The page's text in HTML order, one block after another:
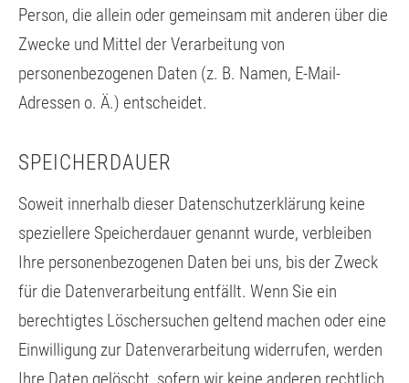
Person, die allein oder gemeinsam mit anderen über die
Zwecke und Mittel der Verarbeitung von
personenbezogenen Daten (z. B. Namen, E-Mail-
Adressen o. Ä.) entscheidet.
SPEICHERDAUER
Soweit innerhalb dieser Datenschutzerklärung keine
speziellere Speicherdauer genannt wurde, verbleiben
Ihre personenbezogenen Daten bei uns, bis der Zweck
für die Datenverarbeitung entfällt. Wenn Sie ein
berechtigtes Löschersuchen geltend machen oder eine
Einwilligung zur Datenverarbeitung widerrufen, werden
Ihre Daten gelöscht, sofern wir keine anderen rechtlich